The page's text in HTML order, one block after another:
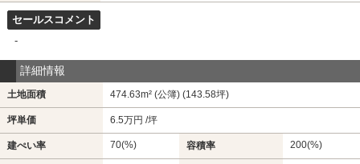
セールスコメント
-
詳細情報
土地面積 474.63m² (公簿) (143.58坪)
坪単価 6.5万円 /坪
建ぺい率 70(%) 容積率 200(%)